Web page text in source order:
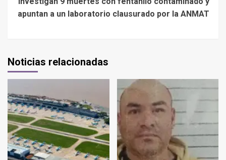
apuntan a un laboratorio clausurado por la ANMAT
Noticias relacionadas